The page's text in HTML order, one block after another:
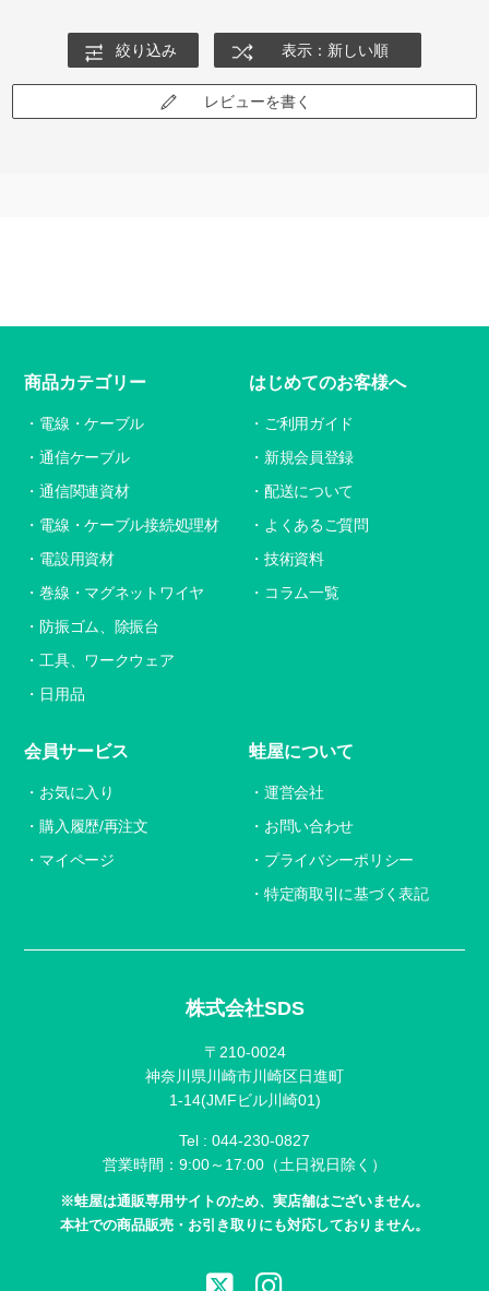
絞り込み 表示：新しい順
レビューを書く
株式会社SDS
〒210-0024
神奈川県川崎市川崎区日進町
1-14(JMFビル川崎01)
Tel : 044-230-0827
営業時間：9:00～17:00（土日祝日除く）
※蛙屋は通販専用サイトのため、実店舗はございません。
本社での商品販売・お引き取りにも対応しておりません。
商品カテゴリー
電線・ケーブル
通信ケーブル
通信関連資材
電線・ケーブル接続処理材
電設用資材
巻線・マグネットワイヤ
防振ゴム、除振台
工具、ワークウェア
日用品
はじめてのお客様へ
ご利用ガイド
新規会員登録
配送について
よくあるご質問
技術資料
コラム一覧
会員サービス
お気に入り
購入履歴/再注文
マイページ
蛙屋について
運営会社
お問い合わせ
プライバシーポリシー
特定商取引に基づく表記